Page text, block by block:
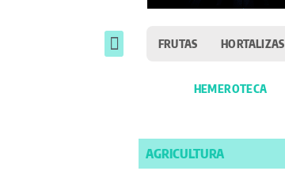
FRUTAS HORTALIZAS
HEMEROTECA
AGRICULTURA